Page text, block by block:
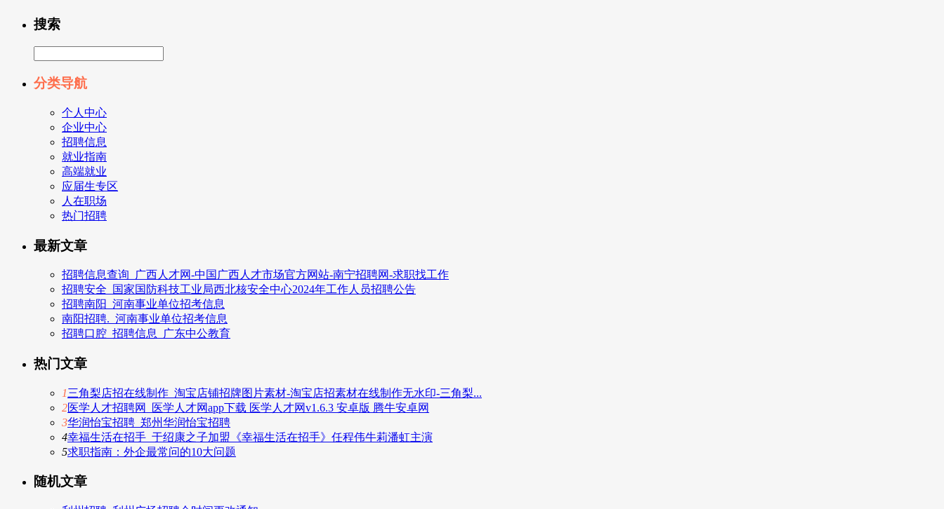
搜索
分类导航
个人中心
企业中心
招聘信息
就业指南
高端就业
应届生专区
人在职场
热门招聘
最新文章
招聘信息查询_广西人才网-中国广西人才市场官方网站-南宁招聘网-求职找工作
招聘安全_国家国防科技工业局西北核安全中心2024年工作人员招聘公告
招聘南阳_河南事业单位招考信息
南阳招聘._河南事业单位招考信息
招聘口腔_招聘信息_广东中公教育
热门文章
1三角梨店招在线制作_淘宝店铺招牌图片素材-淘宝店招素材在线制作无水印-三角梨...
2医学人才招聘网_医学人才网app下载 医学人才网v1.6.3 安卓版 腾牛安卓网
3华润怡宝招聘_郑州华润怡宝招聘
4幸福生活在招手_于绍康之子加盟《幸福生活在招手》任程伟牛莉潘虹主演
5求职指南：外企最常问的10大问题
随机文章